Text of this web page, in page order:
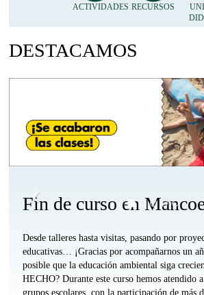
Día del Medio
Accesos
Directos
Anónimo
Arriba
ACTIVIDADES RECURSOS
Directos
Profesorado
Comarca
Directos
Profesorado
Otras
Arriba
Directos
Apymas
Arriba
Directos
Familias
y
Arriba
DESTACAMOS
Fin de curso en
Desde talleres hasta visitas, pasando por
educativas… ¡Gracias por acompañarnos un
posible que la educación ambiental siga
HECHO? Durante este curso hemos atendido
grupos escolares, con la participación de más